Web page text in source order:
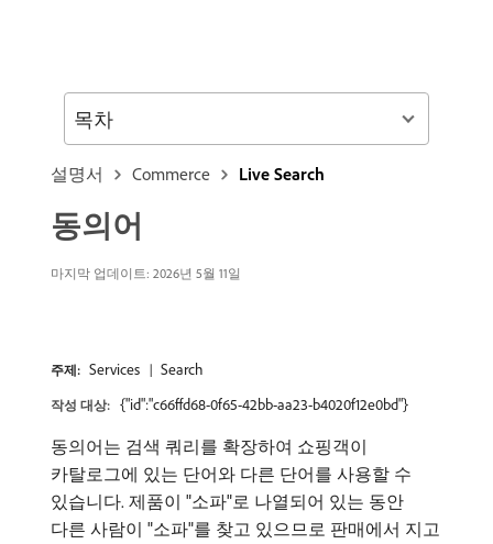
설명서 Commerce Live Search
동의어
마지막 업데이트: 2026년 5월 11일
주제: Services Search
작성 대상: {"id":"c66ffd68-0f65-42bb-aa23-b4020f12e0bd"}
동의어는 검색 쿼리를 확장하여 쇼핑객이
카탈로그에 있는 단어와 다른 단어를 사용할 수
있습니다. 제품이 "소파"로 나열되어 있는 동안
다른 사람이 "소파"를 찾고 있으므로 판매에서 지고
목차